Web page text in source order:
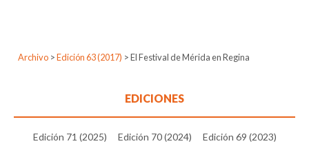
Archivo > Edición 63 (2017) >El Festival de Mérida en Regina
EDICIONES
Edición 71 (2025) Edición 70 (2024)
Edición 69 (2023)